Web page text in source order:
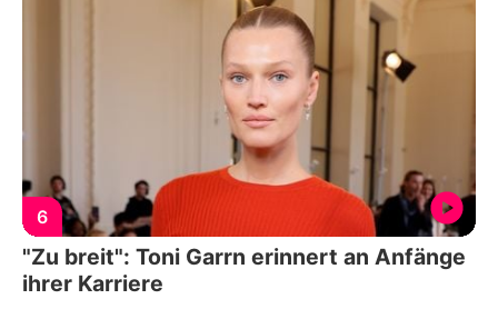
6
"Zu breit": Toni Garrn erinnert an Anfänge
ihrer Karriere